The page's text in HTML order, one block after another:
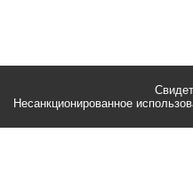
Несанкционированное